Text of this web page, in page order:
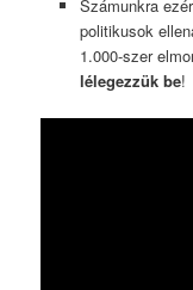
Számunkra
politikusok
1.000-szer
lélegezzük be!